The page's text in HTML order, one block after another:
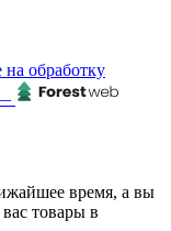
на обработку
время, а вы
товары в